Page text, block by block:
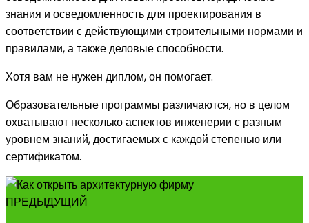
знания и осведомленность для проектирования в
соответствии с действующими строительными нормами и
правилами, а также деловые способности.
Хотя вам не нужен диплом, он помогает.
Образовательные программы различаются, но в целом
охватывают несколько аспектов инженерии с разным
уровнем знаний, достигаемых с каждой степенью или
сертификатом.
ПРЕДЫДУЩИЙ